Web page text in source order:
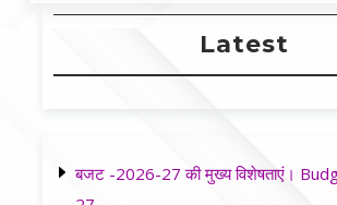
Latest
बजट -2026-27 की मुख्य विशेषताएं।